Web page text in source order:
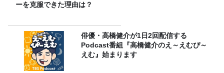
ーを克服できた理由は？
俳優・高橋健介が1日2回配信する
Podcast番組『高橋健介のえ～えむぴ～
えむ』始まります